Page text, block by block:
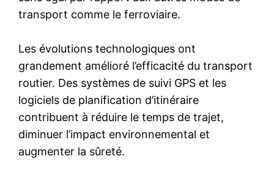
transport comme le ferroviaire.
Les évolutions technologiques ont
grandement amélioré l’efficacité du transport
routier. Des systèmes de suivi GPS et les
logiciels de planification d’itinéraire
contribuent à réduire le temps de trajet,
diminuer l’impact environnemental et
augmenter la sûreté.